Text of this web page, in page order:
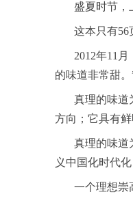
盛夏时节，上
这本只有56页
2012年11月
的味道非常甜。
真理的味道为
方向；它具有
真理的味道为
义中国化时代
一个理想崇高